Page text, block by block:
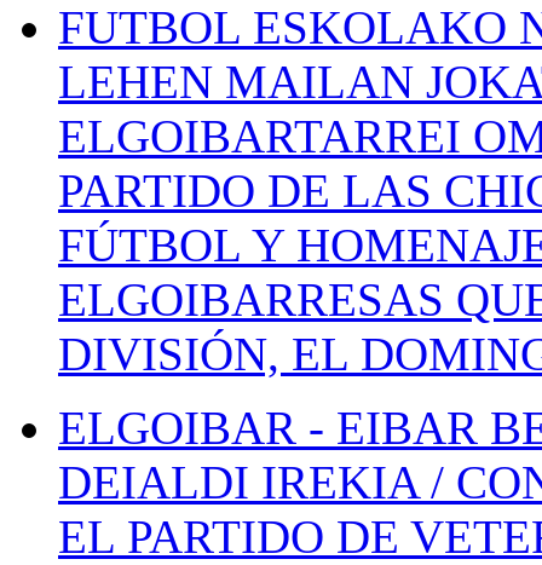
FUTBOL ESKOLAKO
LEHEN MAILAN
ELGOIBARTARREI
PARTIDO DE LAS
FÚTBOL Y
ELGOIBARRESAS
DIVISIÓN, EL
ELGOIBAR - EIBAR
DEIALDI IREKIA /
EL PARTIDO DE